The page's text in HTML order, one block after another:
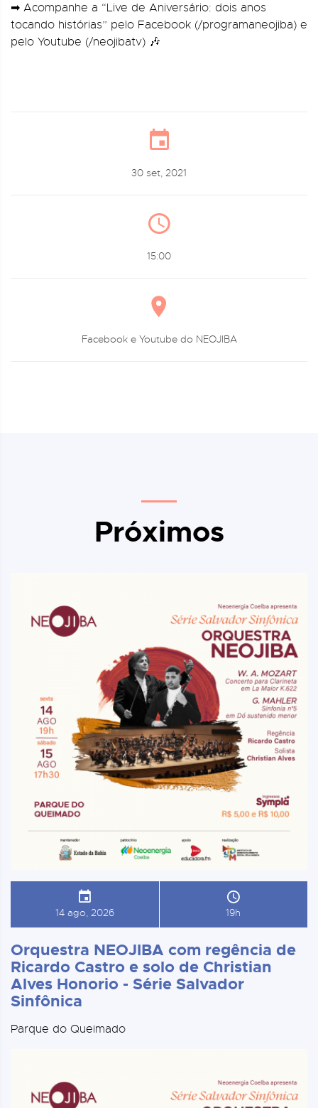
➡ Acompanhe a “Live de Aniversário: dois anos
tocando histórias” pelo Facebook (/programaneojiba) e
pelo Youtube (/neojibatv) 🎶
30 set, 2021
15:00
Facebook e Youtube do NEOJIBA
Próximos
14 ago, 2026 19h
Orquestra NEOJIBA com regência de
Ricardo Castro e solo de Christian
Alves Honorio - Série Salvador
Sinfônica
Parque do Queimado